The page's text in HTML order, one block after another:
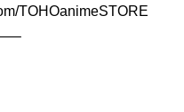
TOHOanimeSTORE